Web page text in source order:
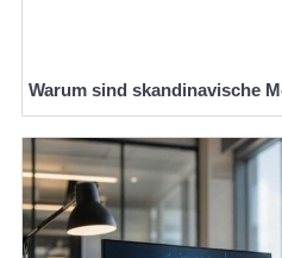
Warum sind skandinavische